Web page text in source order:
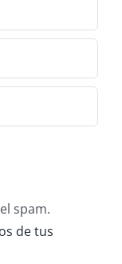
spam.
de tus